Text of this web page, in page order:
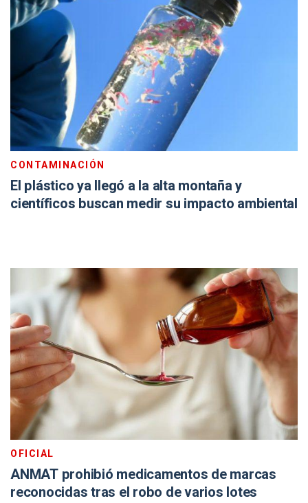
CONTAMINACIÓN
El plástico ya llegó a la alta montaña y
científicos buscan medir su impacto ambiental
OFICIAL
ANMAT prohibió medicamentos de marcas
reconocidas tras el robo de varios lotes